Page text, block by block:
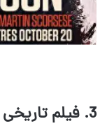
3. فیلم تاریخی